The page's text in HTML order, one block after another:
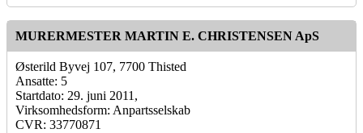
MURERMESTER MARTIN E. CHRISTENSEN ApS
Østerild Byvej 107, 7700 Thisted
Ansatte: 5
Startdato: 29. juni 2011,
Virksomhedsform: Anpartsselskab
CVR: 33770871